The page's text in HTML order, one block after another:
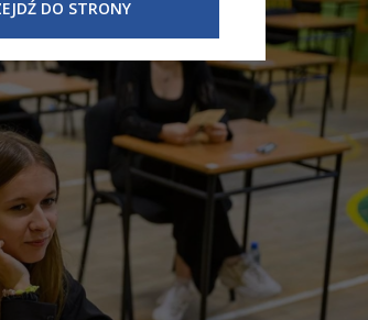
działań.
DO STRONY